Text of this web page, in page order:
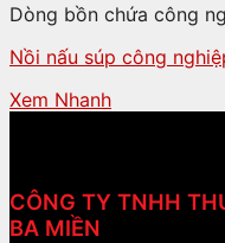
Dòng bồn chứa công
Nồi nấu súp công
Xem Nhanh
CÔNG TY TNHH
BA MIỀN